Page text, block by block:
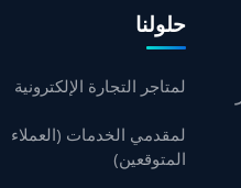
حلولنا
لمتاجر التجارة الإلكترونية
لمقدمي الخدمات (العملاء
المتوقعين)